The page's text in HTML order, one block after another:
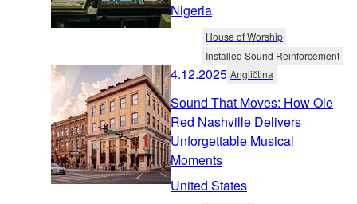
Nigeria
House of Worship
Installed Sound Reinforcement
4.12.2025 Angličtina
Sound That Moves: How Ole
Red Nashville Delivers
Unforgettable Musical
Moments
United States